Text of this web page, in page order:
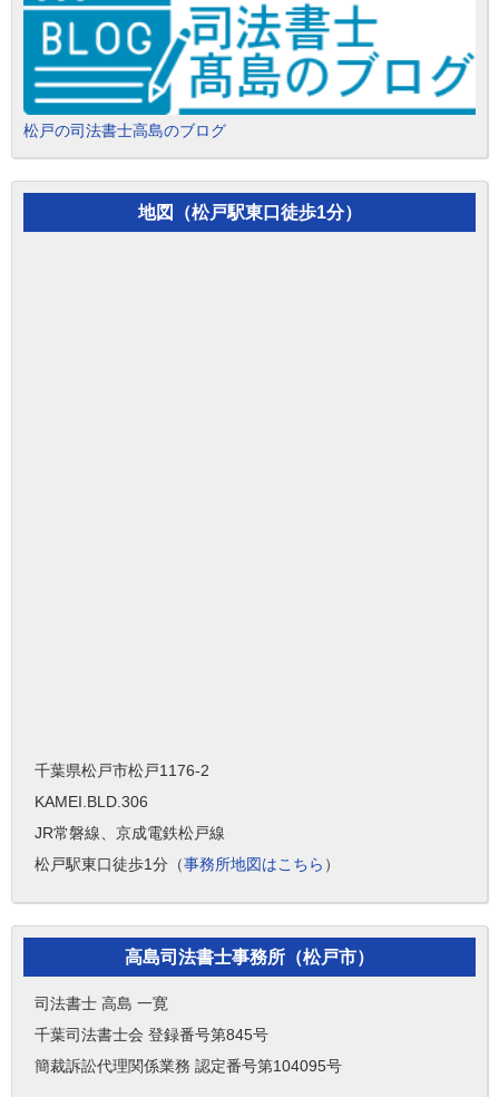
松戸の司法書士高島のブログ
地図（松戸駅東口徒歩1分）
千葉県松戸市松戸1176-2
KAMEI.BLD.306
JR常磐線、京成電鉄松戸線
松戸駅東口徒歩1分（事務所地図はこちら ）
高島司法書士事務所（松戸市）
司法書士 高島 一寛
千葉司法書士会 登録番号第845号
簡裁訴訟代理関係業務 認定番号第104095号